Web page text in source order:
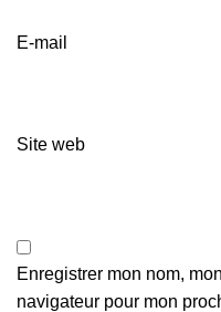
E-mail
Site web
Enregistrer mon nom,
navigateur pour mon